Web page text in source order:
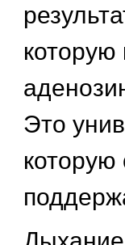
которую
Это
которую